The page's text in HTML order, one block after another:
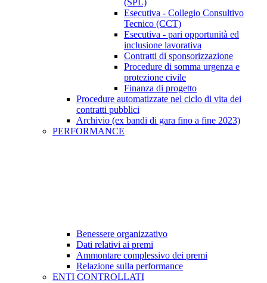
(SPL)
Esecutiva - Collegio Consultivo
Tecnico (CCT)
Esecutiva - pari opportunità ed
inclusione lavorativa
Contratti di sponsorizzazione
Procedure di somma urgenza e
protezione civile
Finanza di progetto
Procedure automatizzate nel ciclo di vita dei
contratti pubblici
Archivio (ex bandi di gara fino a fine 2023)
PERFORMANCE
Benessere organizzativo
Dati relativi ai premi
Ammontare complessivo dei premi
Relazione sulla performance
ENTI CONTROLLATI